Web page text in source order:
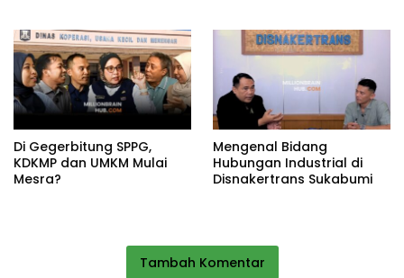
Di Gegerbitung SPPG,
KDKMP dan UMKM Mulai
Mesra?
Mengenal Bidang
Hubungan Industrial di
Disnakertrans Sukabumi
Tambah Komentar